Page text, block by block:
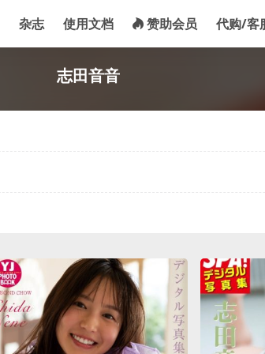
杂志 使用文档 赞助会员 代购/客
志田音音